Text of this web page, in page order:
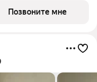
15.5 кв.м. Европейская
Позвоните мне